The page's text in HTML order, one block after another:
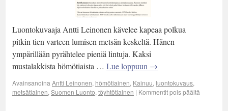
Luontokuvaaja Antti Leinonen kävelee kapeaa polkua
pitkin tien varteen lumisen metsän keskeltä. Hänen
ympärillään pyrähtelee pieniä lintuja. Kaksi
mustalakkista hömötiaista … Lue loppuun →
Avainsanoina Antti Leinonen, hömötiainen, Kainuu, luontokuvaus,
metsätiainen, Suomen Luonto, töyhtötiainen | Kommentit pois päältä